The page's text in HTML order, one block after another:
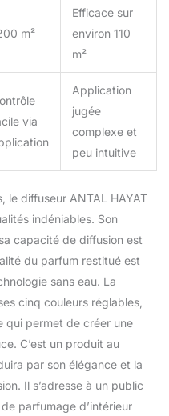
m²
Efficace sur
environ 110
m²
via
Application
jugée
complexe et
peu intuitive
le diffuseur ANTAL HAYAT
indéniables. Son
capacité de diffusion est
du parfum restitué est
sans eau. La
cinq couleurs réglables,
qui permet de créer une
C’est un produit au
par son élégance et la
Il s’adresse à un public
parfumage d’intérieur